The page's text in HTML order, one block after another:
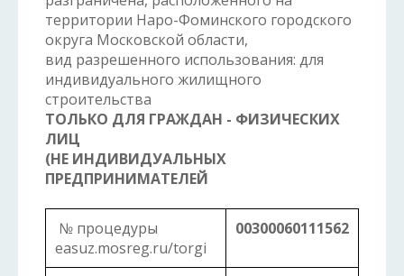
территории Наро-Фоминского городского
округа Московской области,
вид разрешенного использования: для
индивидуального жилищного
строительства
ТОЛЬКО ДЛЯ ГРАЖДАН - ФИЗИЧЕСКИХ
ЛИЦ
(НЕ ИНДИВИДУАЛЬНЫХ
ПРЕДПРИНИМАТЕЛЕЙ
№ процедуры
easuz.mosreg.ru/torgi
00300060111562